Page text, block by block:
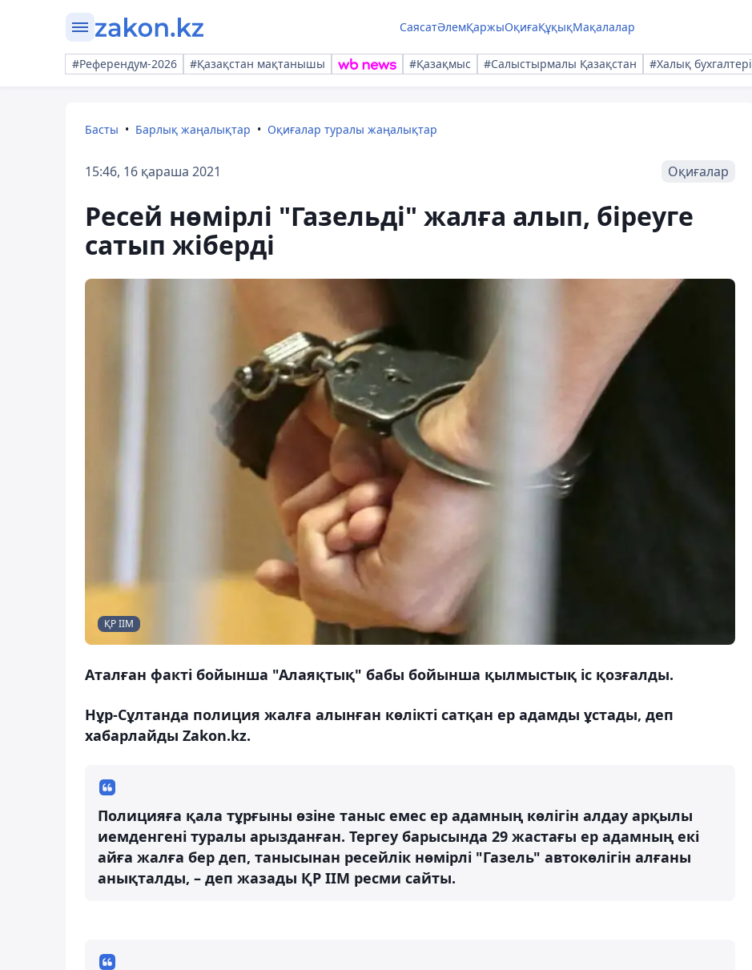
СаясатӘлемҚаржыОқиғаҚұқықМақалалар
#Референдум-2026 #Қазақстан мақтанышы #Қазақмыс #Салыстырмалы Қазақстан #Халық бухгалтері
Басты Барлық жаңалықтар Оқиғалар туралы жаңалықтар
15:46, 16 қараша 2021 Оқиғалар
Ресей нөмірлі "Газельді" жалға алып, біреуге
сатып жіберді
ҚР ІІМ
Аталған факті бойынша "Алаяқтық" бабы бойынша қылмыстық іс қозғалды.
Нұр-Сұлтанда полиция жалға алынған көлікті сатқан ер адамды ұстады, деп
хабарлайды Zakon.kz.
Полицияға қала тұрғыны өзіне таныс емес ер адамның көлігін алдау арқылы
иемденгені туралы арызданған. Тергеу барысында 29 жастағы ер адамның екі
айға жалға бер деп, танысынан ресейлік нөмірлі "Газель" автокөлігін алғаны
анықталды, – деп жазады ҚР ІІМ ресми сайты.